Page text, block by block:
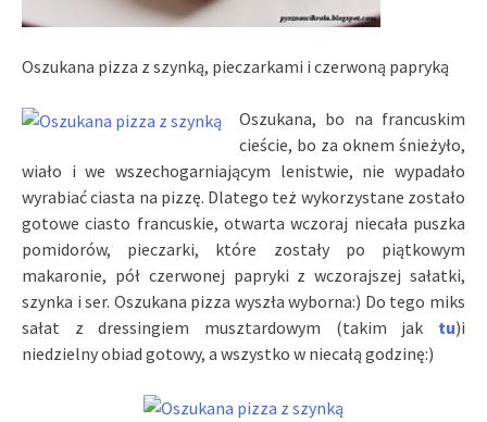
Oszukana pizza z szynką, pieczarkami i czerwoną papryką
Oszukana, bo na francuskim
cieście, bo za oknem śnieżyło,
wiało i we wszechogarniającym lenistwie, nie wypadało
wyrabiać ciasta na pizzę. Dlatego też wykorzystane zostało
gotowe ciasto francuskie, otwarta wczoraj niecała puszka
pomidorów, pieczarki, które zostały po piątkowym
makaronie, pół czerwonej papryki z wczorajszej sałatki,
szynka i ser. Oszukana pizza wyszła wyborna:) Do tego miks
sałat z dressingiem musztardowym (takim jak tu)i
niedzielny obiad gotowy, a wszystko w niecałą godzinę:)